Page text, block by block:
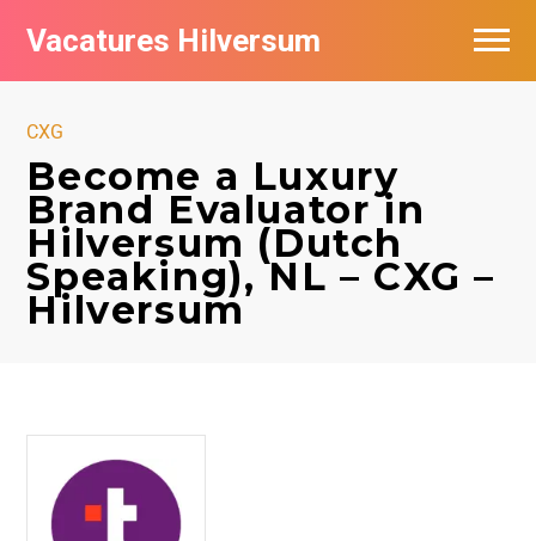
Vacatures Hilversum
CXG
Become a Luxury
Brand Evaluator in
Hilversum (Dutch
Speaking), NL – CXG –
Hilversum
Vacatures per bedrijf in Hilversum